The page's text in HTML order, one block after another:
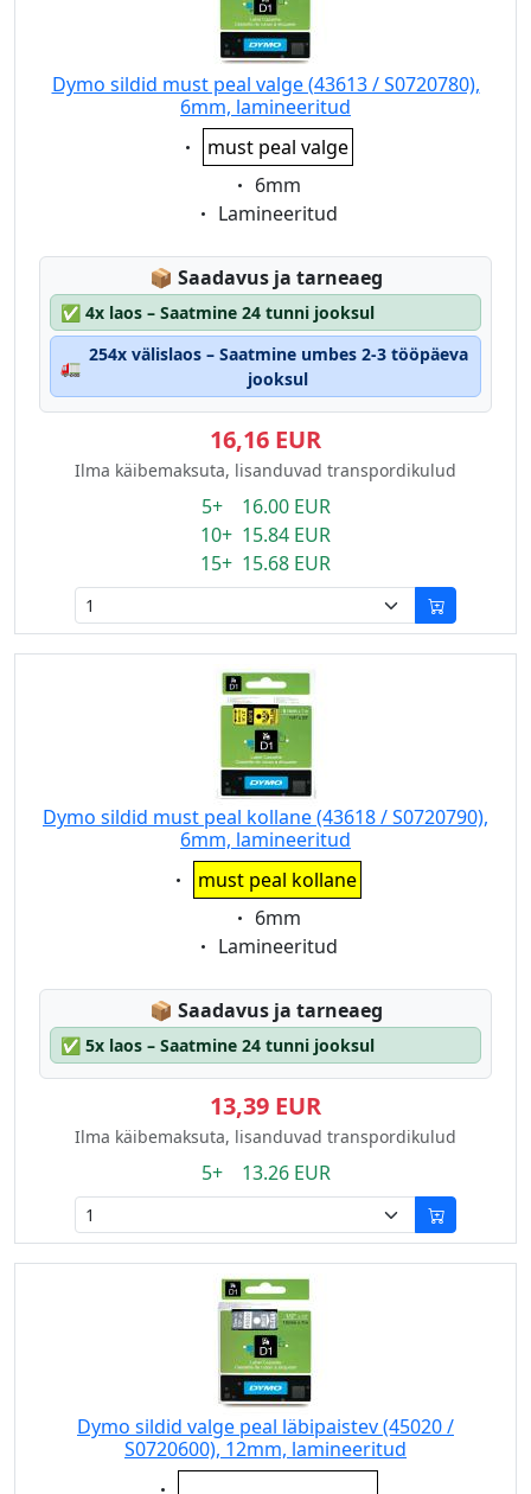
Dymo sildid must peal valge (43613 / S0720780),
6mm, lamineeritud
Eigenschaft:
must peal valge
Eigenschaft:
6mm
Eigenschaft:
Lamineeritud
📦 Lagerstatus:
Saadavus ja tarneaeg
✅ 4x laos – Saatmine 24 tunni jooksul
🚛
254x välislaos – Saatmine umbes 2-3 tööpäeva
jooksul
16,16 EUR
Ilma käibemaksuta, lisanduvad transpordikulud
5+ 16.00 EUR
10+ 15.84 EUR
15+ 15.68 EUR
Dymo sildid must peal kollane (43618 / S0720790),
6mm, lamineeritud
Eigenschaft:
must peal kollane
Eigenschaft:
6mm
Eigenschaft:
Lamineeritud
📦 Lagerstatus:
Saadavus ja tarneaeg
✅ 5x laos – Saatmine 24 tunni jooksul
13,39 EUR
Ilma käibemaksuta, lisanduvad transpordikulud
5+ 13.26 EUR
Dymo sildid valge peal läbipaistev (45020 /
S0720600), 12mm, lamineeritud
Eigenschaft: